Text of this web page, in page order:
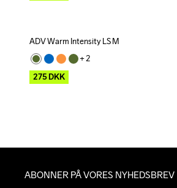
Outlet
ADV Warm Intensity LS M
+ 2
275DKK
ABONNER PÅ VORES NYHEDSBREV